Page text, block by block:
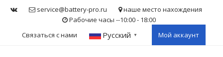
service@battery-pro.ru
наше место нахождения
Рабочие часы --10:00 - 18:00
Связаться с нами
Русский ▼ Мой аккаунт